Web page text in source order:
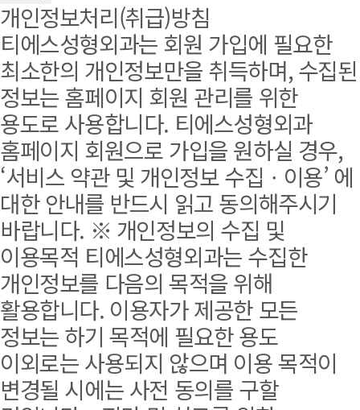
개인정보처리(취급)방침
티에스성형외과는 회원 가입에 필요한
최소한의 개인정보만을 취득하며, 수집된
정보는 홈페이지 회원 관리를 위한
용도로 사용합니다. 티에스성형외과
홈페이지 회원으로 가입을 원하실 경우,
‘서비스 약관 및 개인정보 수집ㆍ이용’ 에
대한 안내를 반드시 읽고 동의해주시기
바랍니다. ※ 개인정보의 수집 및
이용목적 티에스성형외과는 수집한
개인정보를 다음의 목적을 위해
활용합니다. 이용자가 제공한 모든
정보는 하기 목적에 필요한 용도
이외로는 사용되지 않으며 이용 목적이
변경될 시에는 사전 동의를 구할